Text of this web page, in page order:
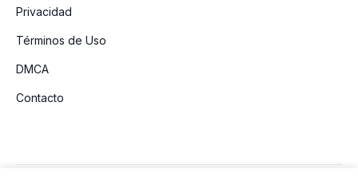
Privacidad
Términos de Uso
DMCA
Contacto